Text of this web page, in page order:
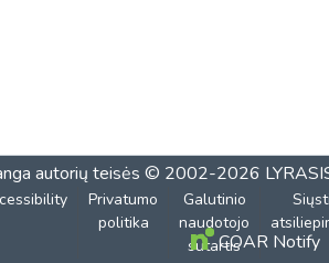
autorių teisės © 2002-2026
Privatumo
politika
Galutinio
naudotojo
sutartisCOAR Notify